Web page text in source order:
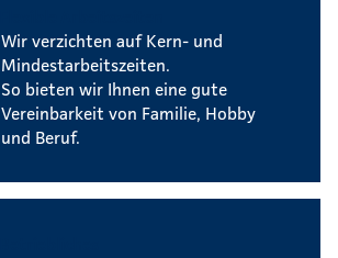
Wir verzichten auf Kern- und
Mindestarbeitszeiten.
So bieten wir Ihnen eine gute
Vereinbarkeit von Familie, Hobby
und Beruf.